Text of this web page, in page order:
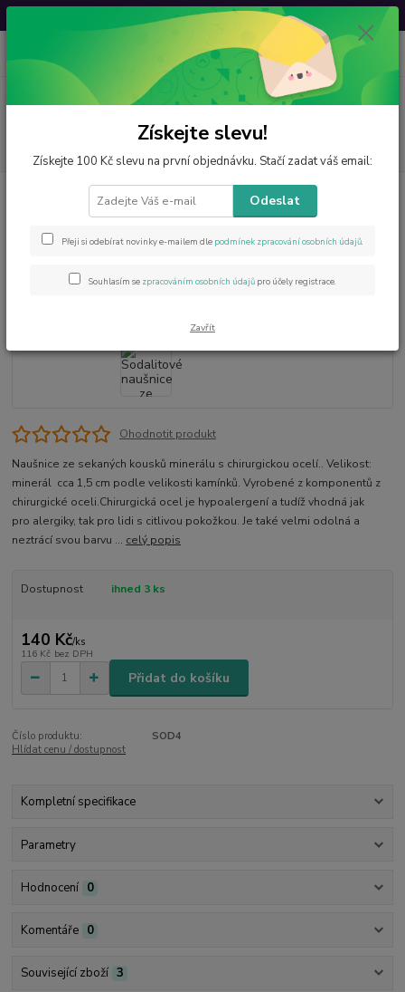
Svatovavřinecká sleva: 20 % s kódemVAVRINEC20
Menu
CZK 0
za
Šperky z minerálů
Sodalitové naušnice ze sekaných minerálů s chir.
Sodalitové naušnice ze sekaných
minerálů s chir. ocelí
Ohodnotit produkt
Naušnice ze sekaných kousků minerálu s chirurgickou ocelí.. Velikost:
minerál cca 1,5 cm podle velikosti kamínků. Vyrobené z komponentů z
chirurgické oceli.Chirurgická ocel je hypoalergení a tudíž vhodná jak
pro alergiky, tak pro lidi s citlivou pokožkou. Je také velmi odolná a
neztrácí svou barvu ... celý popis
Dostupnost ihned 3 ks
140 Kč/ks
116 Kč bez DPH
Přidat do košíku
Číslo produktu:
SOD4
Hlídat cenu / dostupnost
Kompletní specifikace
Parametry
Hodnocení 0
Komentáře 0
Související zboží 3
Získejte slevu!
Získejte 100 Kč slevu na první objednávku. Stačí zadat váš email:
Odeslat
Přeji si odebírat novinky e-mailem dle podmínek zpracování osobních údajů.
Souhlasím se zpracováním osobních údajů pro účely registrace.
Zavřít